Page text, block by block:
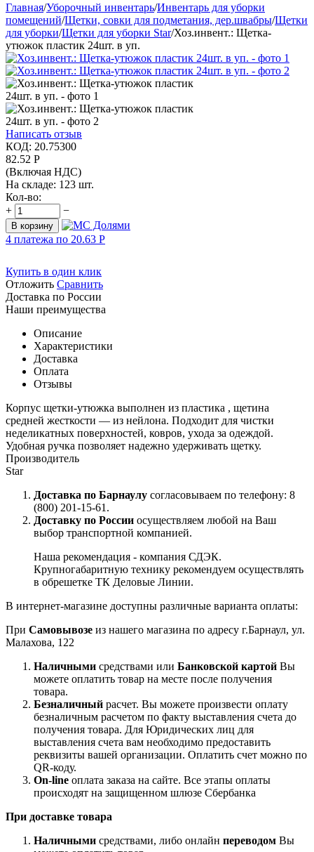
Главная/Уборочный инвентарь/Инвентарь для уборки
помещений/Щетки, совки для подметания, дер.швабры/Щетки
для уборки/Щетки для уборки Star/Хоз.инвент.: Щетка-
утюжок пластик 24шт. в уп.
Написать отзыв
КОД: 20.75300
82.52 Р
(Включая НДС)
На складе: 123 шт.
Кол-во:
+
−
В корзину
4 платежа по 20.63 Р
Купить в один клик
Отложить Сравнить
Доставка по России
Наши преимущества
Описание
Характеристики
Доставка
Оплата
Отзывы
Корпус щетки-утюжка выполнен из пластика , щетина
средней жесткости — из нейлона. Подходит для чистки
неделикатных поверхностей, ковров, ухода за одеждой.
Удобная ручка позволяет надежно удерживать щетку.
Производитель
Star
Доставка по Барнаулу согласовываем по телефону: 8
(800) 201-15-61.
Доставку по России осуществляем любой на Ваш
выбор транспортной компанией.
Наша рекомендация - компания СДЭК.
Крупногабаритную технику рекомендуем осуществлять
в обрешетке ТК Деловые Линии.
В интернет-магазине доступны различные варианта оплаты:
При Самовывозе из нашего магазина по адресу г.Барнаул, ул.
Малахова, 122
Наличными средствами или Банковской картой Вы
можете оплатить товар на месте после получения
товара.
Безналичный расчет. Вы можете произвести оплату
безналичным расчетом по факту выставления счета до
получения товара. Для Юридических лиц для
выставления счета вам необходимо предоставить
реквизиты вашей организации. Оплатить счет можно по
QR-коду.
On-line оплата заказа на сайте. Все этапы оплаты
происходят на защищенном шлюзе Сбербанка
При доставке товара
Наличными средствами, либо онлайн переводом Вы